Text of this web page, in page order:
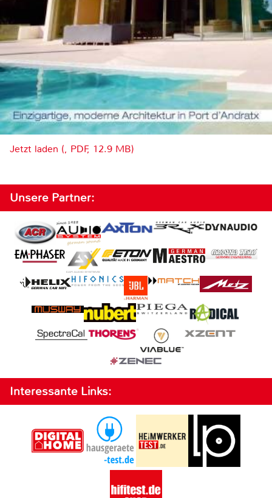
Jetzt laden (, PDF, 12.9 MB)
Unsere Partner:
Interessante Links: